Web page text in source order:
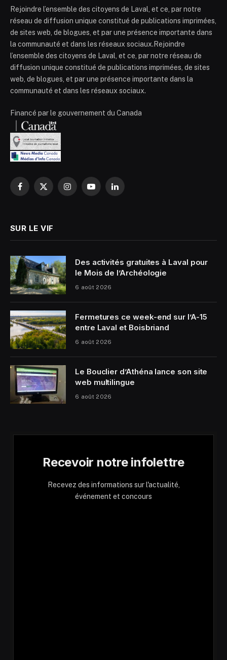
Rejoindre l’ensemble des citoyens de Laval, et ce, par notre
réseau de diffusion unique constitué de publications imprimées,
de sites web, de blogues, et par une présence importante dans
la communauté et dans les réseaux sociaux.Rejoindre
l’ensemble des citoyens de Laval, et ce, par notre réseau de
diffusion unique constitué de publications imprimées, de sites
web, de blogues, et par une présence importante dans la
communauté et dans les réseaux sociaux.
Financé par le gouvernement du Canada
Facebook
X
InstagramYouTubeLinkedIn
SUR LE VIF
Des activités gratuites à Laval pour
le Mois de l’Archéologie
6 août 2026
Fermetures ce week-end sur l’A-15
entre Laval et Boisbriand
6 août 2026
Le Bouclier d’Athéna lance son site
web multilingue
6 août 2026
Recevoir notre infolettre
Recevez des informations sur l'actualité,
événement et concours